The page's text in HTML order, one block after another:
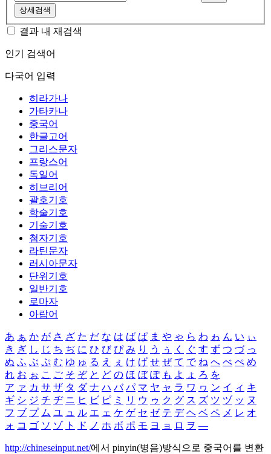
상세검색
결과 내 재검색
인기 검색어
다국어 입력
히라가나
가타카나
중국어
한글고어
그리스문자
프랑스어
독일어
히브리어
괄호기호
학술기호
기술기호
첨자기호
라틴문자
러시아문자
단위기호
일반기호
로마자
아랍어
あ ぁ か が さ ざ た だ な は ば ぱ ま や ゃ ら わ ゎ ん い ぃ
き ぎ し じ ち ぢ に ひ び ぴ み り う ぅ く ぐ す ず つ づ っ
ぬ ふ ぶ ぷ む ゆ ゅ る え ぇ け げ せ ぜ て で ね へ べ ぺ め
れ お ぉ こ ご そ ぞ と ど の ほ ぼ ぽ も よ ょ ろ を
ア ァ カ サ ザ タ ダ ナ ハ バ パ マ ヤ ャ ラ ワ ヮ ン イ ィ キ
ギ シ ジ チ ヂ ニ ヒ ビ ピ ミ リ ウ ゥ ク グ ス ズ ツ ヅ ッ ヌ
フ ブ プ ム ユ ュ ル エ ェ ケ ゲ セ ゼ テ デ ヘ ベ ペ メ レ オ
ォ コ ゴ ソ ゾ ト ド ノ ホ ボ ポ モ ヨ ョ ロ ヲ ―
http://chineseinput.net/에서 pinyin(병음)방식으로 중국어를 변환